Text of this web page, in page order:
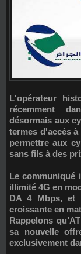
L'opérateur historique Algérie Télécom (AT) a annoncé
récemment
désormais aux
termes d'accès
permettre aux
sans fils à des
Le communiqué
illimité 4G en
DA 4 Mbps, et
croissante en
Rappelons
sa nouvelle
exclusivement